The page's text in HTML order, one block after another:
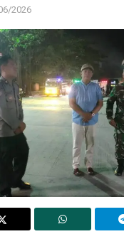
2026